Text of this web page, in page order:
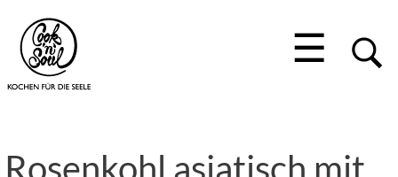
☰
Rosenkohl asiatisch mit